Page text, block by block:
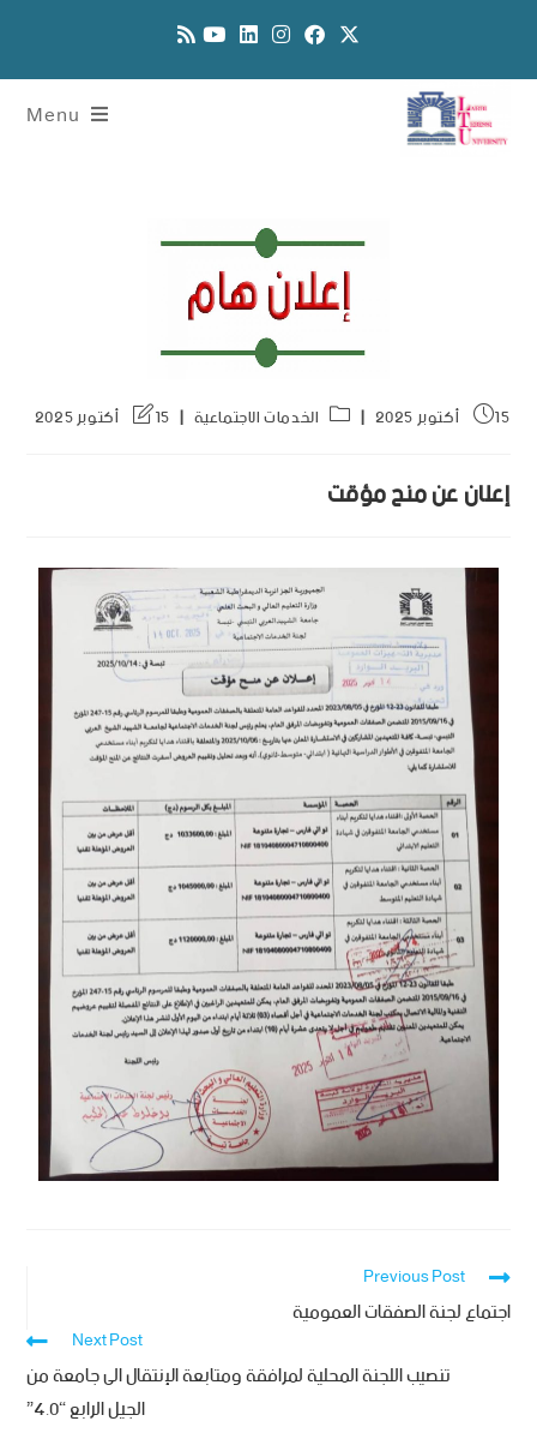
Menu
15 أكتوبر 2025 الخدمات الاجتماعية 15 أكتوبر 2025
إعلان عن منح مؤقت
Previous Post
اجتماع لجنة الصفقات العمومية
Next Post
تنصيب اللجنة المحلية لمرافقة ومتابعة الإنتقال الى جامعة من
الجيل الرابع “4.0”